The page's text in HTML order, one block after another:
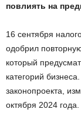
повлиять на
16 сентября
одобрил
который
категорий
законопроекта,
октября 2024 года.